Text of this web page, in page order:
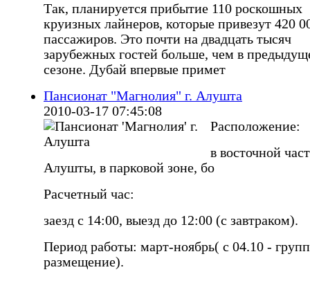
Так, планируется прибытие 110 роскошных
круизных лайнеров, которые привезут 420
пассажиров. Это почти на двадцать тысяч
зарубежных гостей больше, чем в
сезоне. Дубай впервые примет
Пансионат "Магнолия" г. Алушта
2010-03-17 07:45:08
Расположение:
в восточной
Алушты, в парковой зоне, бо
Расчетный час:
заезд с 14:00, выезд до 12:00 (с завтраком).
Период работы: март-ноябрь( с 04.10 -
размещение).